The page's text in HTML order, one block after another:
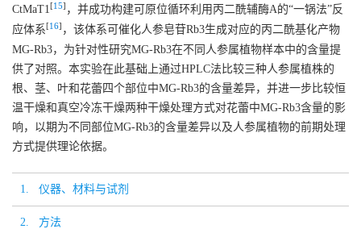
CtMaT1 [15] ，并成功构建可原位循环利用丙二酰辅酶A的“一锅法”反
应体系[16] ，该体系可催化人参皂苷Rb3生成对应的丙二酰基化产物
MG-Rb3，为针对性研究MG-Rb3在不同人参属植物样本中的含量提
供了对照。本实验在此基础上通过HPLC法比较三种人参属植株的
根、茎、叶和花蕾四个部位中MG-Rb3的含量差异，并进一步比较恒
温干燥和真空冷冻干燥两种干燥处理方式对花蕾中MG-Rb3含量的影
响，以期为不同部位MG-Rb3的含量差异以及人参属植物的前期处理
方式提供理论依据。
1. 仪器、材料与试剂
2. 方法